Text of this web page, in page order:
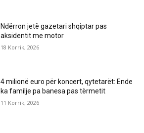
Ndërron jetë gazetari shqiptar pas
aksidentit me motor
18 Korrik, 2026
4 milionë euro për koncert, qytetarët: Ende
ka familje pa banesa pas tërmetit
11 Korrik, 2026